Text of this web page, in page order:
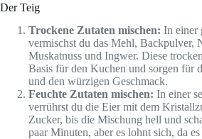
Der Teig
Trockene Zutaten mischen: In einer
vermischst du das Mehl, Backpulver,
Muskatnuss und Ingwer. Diese
Basis für den Kuchen und sorgen für
und den würzigen Geschmack.
Feuchte Zutaten mischen: In einer
verrührst du die Eier mit dem
Zucker, bis die Mischung hell und
paar Minuten, aber es lohnt sich, da